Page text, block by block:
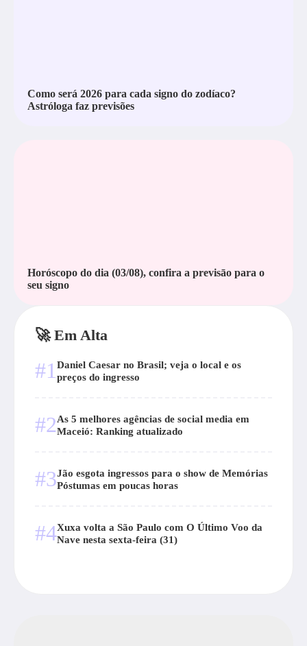
Como será 2026 para cada signo do zodíaco?
Astróloga faz previsões
Horóscopo do dia (03/08), confira a previsāo para o
seu signo
🚀 Em Alta
#1 Daniel Caesar no Brasil; veja o local e os
preços do ingresso
#2As 5 melhores agências de social media em
Maceió: Ranking atualizado
#3Jão esgota ingressos para o show de Memórias
Póstumas em poucas horas
#4Xuxa volta a São Paulo com O Último Voo da
Nave nesta sexta-feira (31)